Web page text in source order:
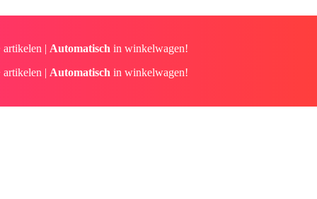
| Automatisch in winkelwagen!
| Automatisch in winkelwagen!